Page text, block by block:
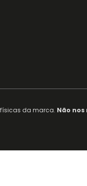
da marca. Não